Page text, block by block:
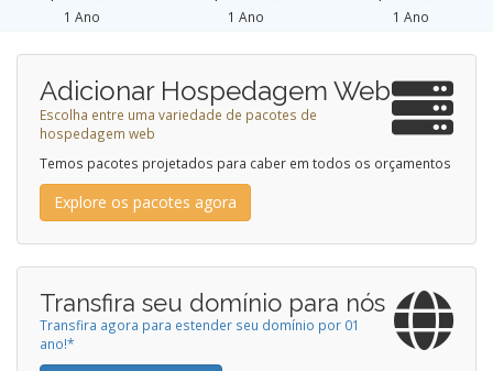
1 Ano 1 Ano 1 Ano
Adicionar Hospedagem Web
Escolha entre uma variedade de pacotes de
hospedagem web
Temos pacotes projetados para caber em todos os orçamentos
Explore os pacotes agora
Transfira seu domínio para nós
Transfira agora para estender seu domínio por 01
ano!*